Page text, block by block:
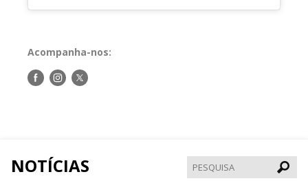
Acompanha-nos:
Siga-Siga-Siga-
NOTÍCIAS